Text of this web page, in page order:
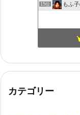
15位
もふ
カテゴリー